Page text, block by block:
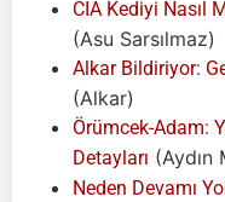
CIA Kediyi Nasıl
(Asu Sarsılmaz)
Alkar Bildiriyor:
(Alkar)
Örümcek-Adam:
Detayları (Aydın
Neden Devamı